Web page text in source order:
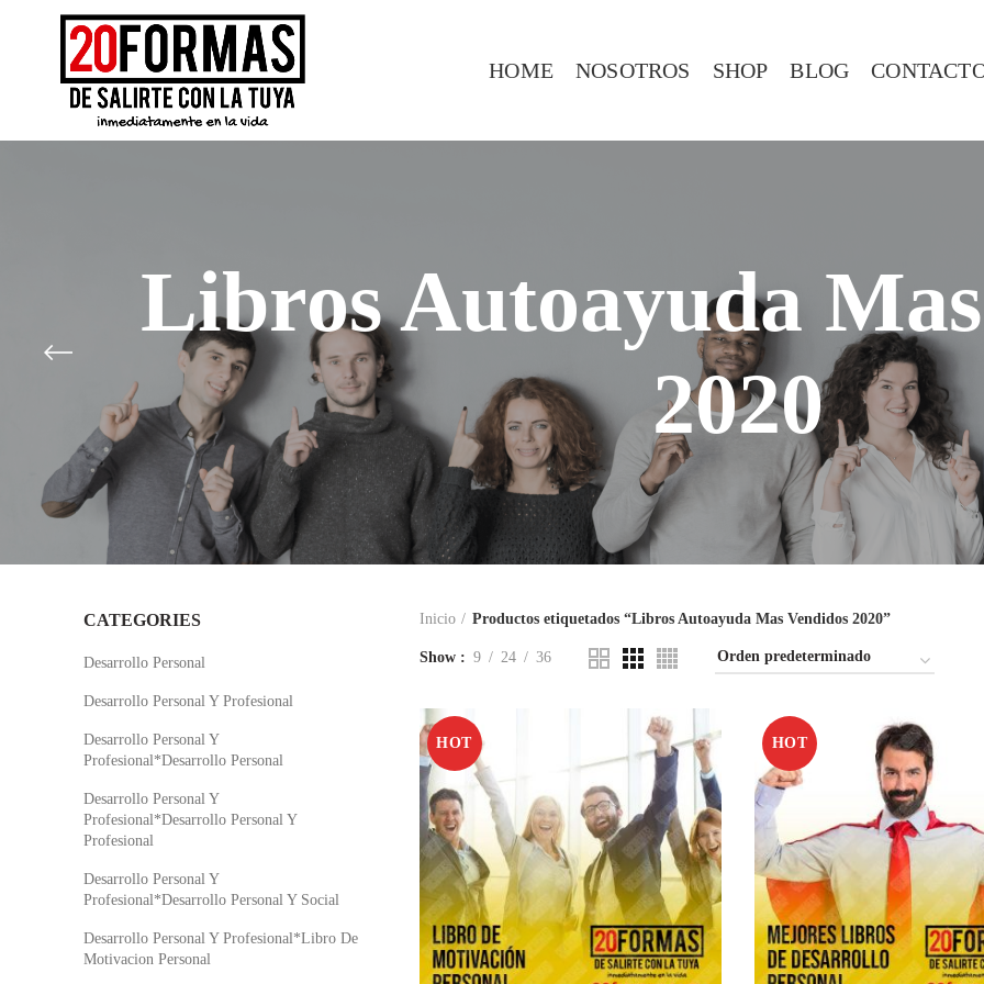
HOME NOSOTROS SHOP BLOG
Libros Autoayuda
2020
Inicio Productos etiquetados “Libros Autoayuda Mas Vendidos 2020”
Show 9 24 36
HOT HOT
CATEGORIES
Desarrollo Personal
Desarrollo Personal Y Profesional
Desarrollo Personal Y
Profesional*Desarrollo Personal
Desarrollo Personal Y
Profesional*Desarrollo Personal Y
Profesional
Desarrollo Personal Y
Profesional*Desarrollo Personal Y Social
Desarrollo Personal Y Profesional*Libro De
Motivacion Personal